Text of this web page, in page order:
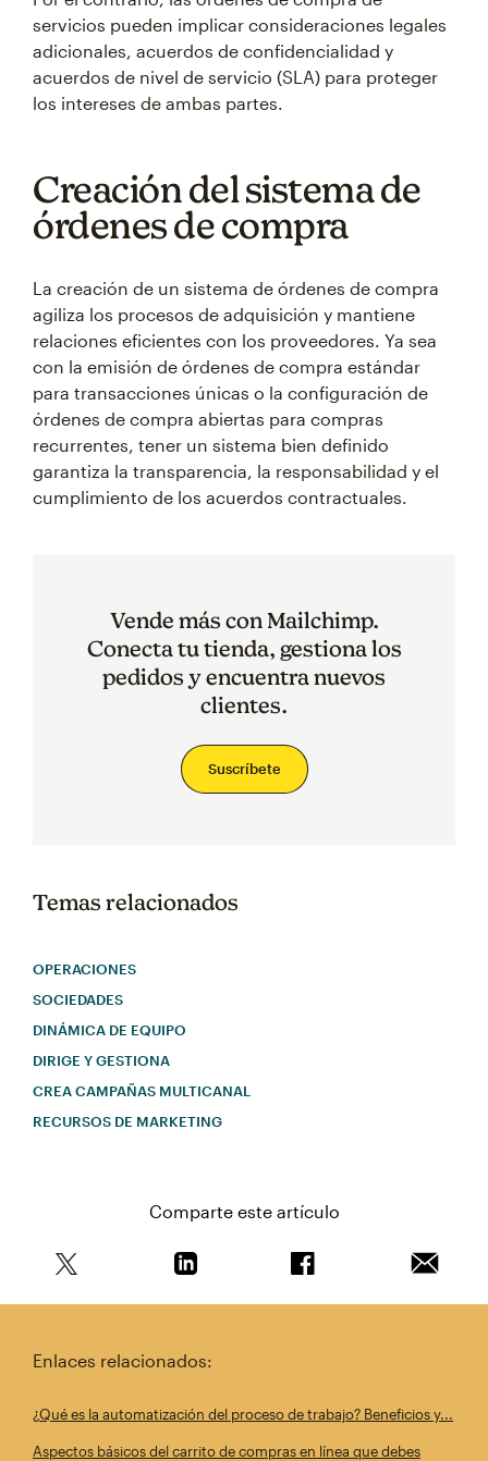
servicios pueden implicar consideraciones legales
adicionales, acuerdos de confidencialidad y
acuerdos de nivel de servicio (SLA) para proteger
los intereses de ambas partes.
Creación del sistema de
órdenes de compra
La creación de un sistema de órdenes de compra
agiliza los procesos de adquisición y mantiene
relaciones eficientes con los proveedores. Ya sea
con la emisión de órdenes de compra estándar
para transacciones únicas o la configuración de
órdenes de compra abiertas para compras
recurrentes, tener un sistema bien definido
garantiza la transparencia, la responsabilidad y el
cumplimiento de los acuerdos contractuales.
Vende más con Mailchimp.
Conecta tu tienda, gestiona los
pedidos y encuentra nuevos
clientes.
Suscríbete
Temas relacionados
OPERACIONES
SOCIEDADES
DINÁMICA DE EQUIPO
DIRIGE Y GESTIONA
CREA CAMPAÑAS MULTICANAL
RECURSOS DE MARKETING
Comparte este artículo
Enlaces relacionados:
¿Qué es la automatización del proceso de trabajo? Beneficios y...
Aspectos básicos del carrito de compras en línea que debes